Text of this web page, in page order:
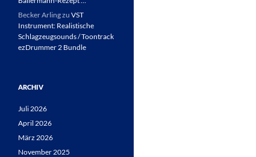
Becker Arlingzu VST
Instrument: Realistische
Schlagzeugsounds / Toontrack
ezDrummer 2 Bundle
ARCHIV
Juli 2026
April 2026
März 2026
November 2025